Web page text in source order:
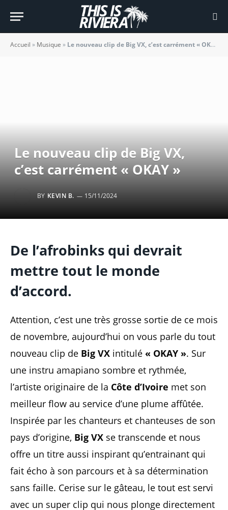
Accueil » Musique » Le nouveau clip de Big VX, c’est carrément « OKAY »
Le nouveau clip de Big VX,
c’est carrément « OKAY »
BY KEVIN B. 15/11/2024
De l’afrobinks qui devrait
mettre tout le monde
d’accord.
Attention, c’est une très grosse sortie de ce mois
de novembre, aujourd’hui on vous parle du tout
nouveau clip de Big VX intitulé « OKAY ». Sur
une instru amapiano sombre et rythmée,
l’artiste originaire de la Côte d’Ivoire met son
meilleur flow au service d’une plume affûtée.
Inspirée par les chanteurs et chanteuses de son
pays d’origine, Big VX se transcende et nous
offre un titre aussi inspirant qu’entrainant qui
fait écho à son parcours et à sa détermination
sans faille. Cerise sur le gâteau, le tout est servi
avec un super clip qui nous plonge directement